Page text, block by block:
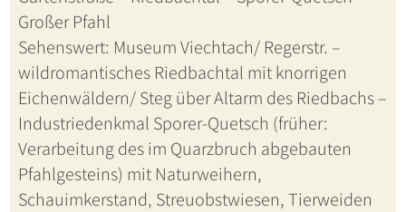
Großer Pfahl
Sehenswert: Museum Viechtach/ Regerstr. –
wildromantisches Riedbachtal mit knorrigen
Eichenwäldern/ Steg über Altarm des Riedbachs –
Industriedenkmal Sporer-Quetsch (früher:
Verarbeitung des im Quarzbruch abgebauten
Pfahlgesteins) mit Naturweihern,
Schauimkerstand, Streuobstwiesen, Tierweiden